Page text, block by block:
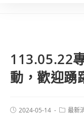
113.05.22
動，歡迎踴
2024-05-14 最新